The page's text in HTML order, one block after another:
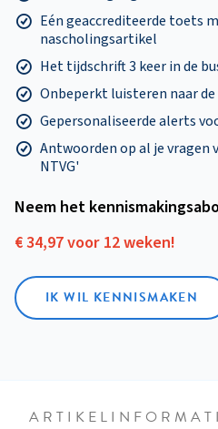
Eén geaccrediteerde toets
nascholingsartikel
Het tijdschrift 3 keer in de
Onbeperkt luisteren naar
Gepersonaliseerde alerts
Antwoorden op al je vragen
NTVG'
Neem het
€ 34,97 voor 12 weken!
IK WIL KENNISMAKEN